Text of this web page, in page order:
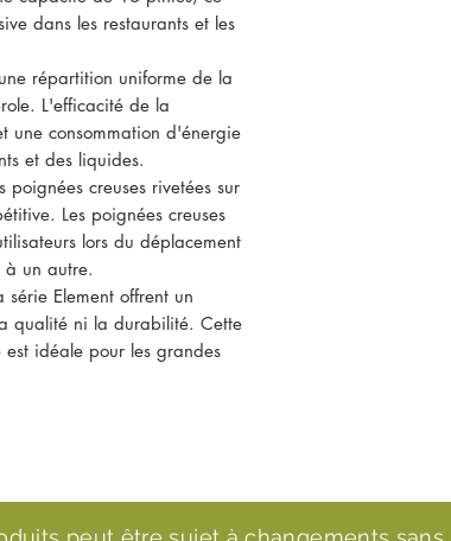
dans les restaurants et les
répartition uniforme de la
L'efficacité de la
une consommation d'énergie
et des liquides.
creuses rivetées sur
Les poignées creuses
lors du déplacement
un autre.
série Element offrent un
qualité ni la durabilité. Cette
idéale pour les grandes